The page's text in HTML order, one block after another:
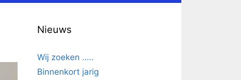
Nieuws
Wij zoeken …..
Binnenkort jarig